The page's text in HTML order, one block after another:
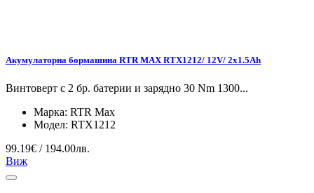
Акумулаторна бормашина RTR MAX RTX1212/ 12V/ 2x1.5Ah
Винтоверт с 2 бр. батерии и зарядно 30 Nm 1300...
Марка: RTR Max
Модел: RTX1212
99.19€ / 194.00лв.
Виж